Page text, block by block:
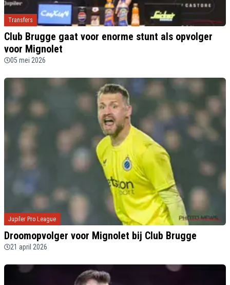
Transfers
Club Brugge gaat voor enorme stunt als opvolger
voor Mignolet
05 mei 2026
Jupiler Pro League
Droomopvolger voor Mignolet bij Club Brugge
21 april 2026